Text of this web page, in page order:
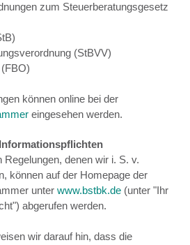
zum Steuerberatungsgesetz
(StBVV)
können online bei der
eingesehen werden.
Regelungen, denen wir i. S. v.
können auf der Homepage der
unter www.bstbk.de (unter "Ihr
abgerufen werden.
wir darauf hin, dass die